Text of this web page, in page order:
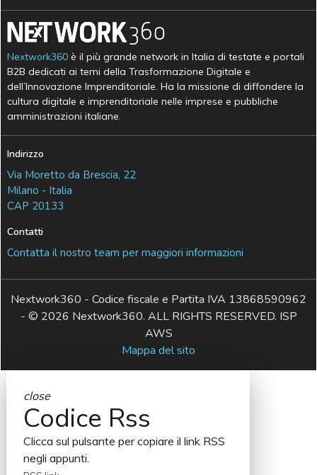
Nextwork360 è il più grande network in Italia di testate e portali
B2B dedicati ai temi della Trasformazione Digitale e
dell’Innovazione Imprenditoriale. Ha la missione di diffondere la
cultura digitale e imprenditoriale nelle imprese e pubbliche
amministrazioni italiane.
Indirizzo
Via Moretto da Brescia, 22
Milano - Italia
CAP 20133
Contatti
Contatta il nostro team per maggiori informazioni
Nextwork360 - Codice fiscale e Partita IVA 13868590962
- © 2026 Nextwork360. ALL RIGHTS RESERVED. ISP
AWS
Mappa del sito
close
Codice Rss
Clicca sul pulsante per copiare il link RSS
negli appunti.